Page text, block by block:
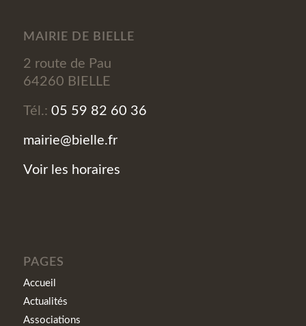
MAIRIE DE BIELLE
2 route de Pau
64260 BIELLE
Tél.: 05 59 82 60 36
mairie@bielle.fr
Voir les horaires
PAGES
Accueil
Actualités
Associations